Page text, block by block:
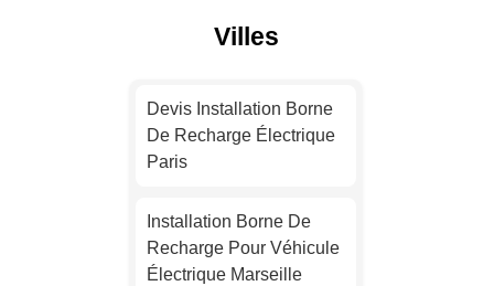
Villes
Devis Installation Borne
De Recharge Électrique
Paris
Installation Borne De
Recharge Pour Véhicule
Électrique Marseille